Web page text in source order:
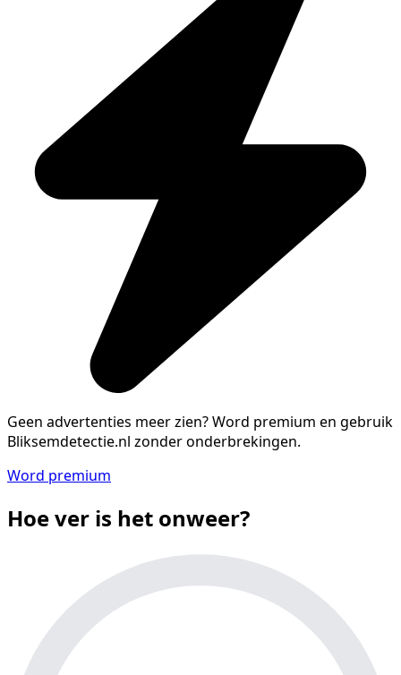
Geen advertenties meer zien?Word premium en gebruik
Bliksemdetectie.nl zonder onderbrekingen.
Word premium
Hoe ver is het onweer?